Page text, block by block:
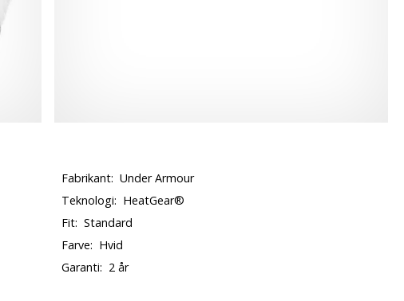
Fabrikant: Under Armour
Teknologi: HeatGear®
Fit: Standard
Farve: Hvid
Garanti: 2 år